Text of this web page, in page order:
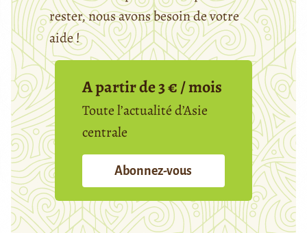
rester, nous avons besoin de votre
aide !
A partir de 3 € / mois
Toute l’actualité d’Asie
centrale
Abonnez-vous